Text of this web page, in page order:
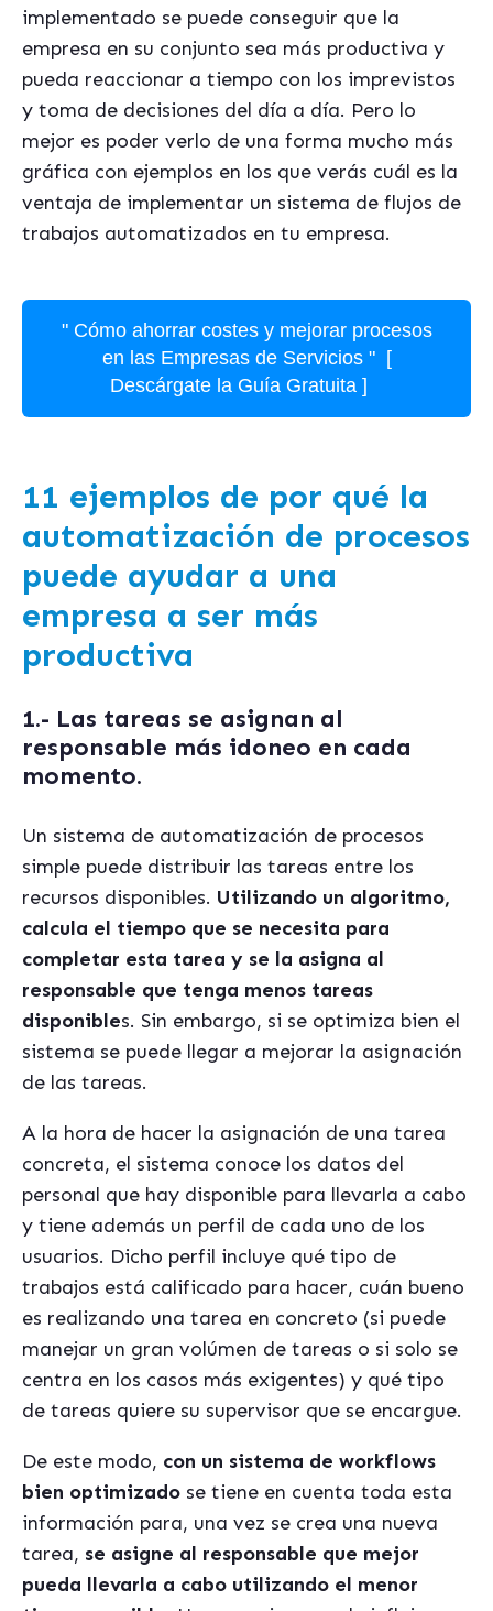
implementado se puede conseguir que la
empresa en su conjunto sea más productiva y
pueda reaccionar a tiempo con los imprevistos
y toma de decisiones del día a día. Pero lo
mejor es poder verlo de una forma mucho más
gráfica con ejemplos en los que verás cuál es la
ventaja de implementar un sistema de flujos de
trabajos automatizados en tu empresa.
" Cómo ahorrar costes y mejorar procesos
en las Empresas de Servicios " [
Descárgate la Guía Gratuita ]
11 ejemplos de por qué la
automatización de procesos
puede ayudar a una
empresa a ser más
productiva
1.- Las tareas se asignan al
responsable más idoneo en cada
momento.
Un sistema de automatización de procesos
simple puede distribuir las tareas entre los
recursos disponibles. Utilizando un algoritmo,
calcula el tiempo que se necesita para
completar esta tarea y se la asigna al
responsable que tenga menos tareas
disponibles. Sin embargo, si se optimiza bien el
sistema se puede llegar a mejorar la asignación
de las tareas.
A la hora de hacer la asignación de una tarea
concreta, el sistema conoce los datos del
personal que hay disponible para llevarla a cabo
y tiene además un perfil de cada uno de los
usuarios. Dicho perfil incluye qué tipo de
trabajos está calificado para hacer, cuán bueno
es realizando una tarea en concreto (si puede
manejar un gran volúmen de tareas o si solo se
centra en los casos más exigentes) y qué tipo
de tareas quiere su supervisor que se encargue.
De este modo, con un sistema de workflows
bien optimizado se tiene en cuenta toda esta
información para, una vez se crea una nueva
tarea, se asigne al responsable que mejor
pueda llevarla a cabo utilizando el menor